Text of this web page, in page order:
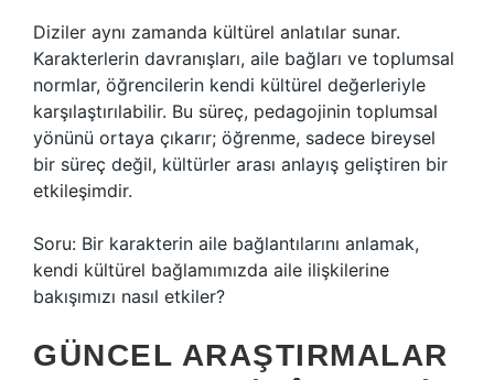
Diziler aynı zamanda kültürel anlatılar sunar.
Karakterlerin davranışları, aile bağları ve toplumsal
normlar, öğrencilerin kendi kültürel değerleriyle
karşılaştırılabilir. Bu süreç, pedagojinin toplumsal
yönünü ortaya çıkarır; öğrenme, sadece bireysel
bir süreç değil, kültürler arası anlayış geliştiren bir
etkileşimdir.
Soru: Bir karakterin aile bağlantılarını anlamak,
kendi kültürel bağlamımızda aile ilişkilerine
bakışımızı nasıl etkiler?
GÜNCEL ARAŞTIRMALAR